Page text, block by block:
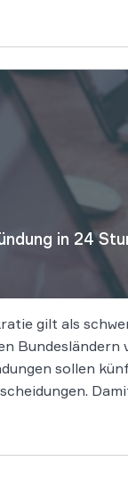
in 24
gilt als
sollen